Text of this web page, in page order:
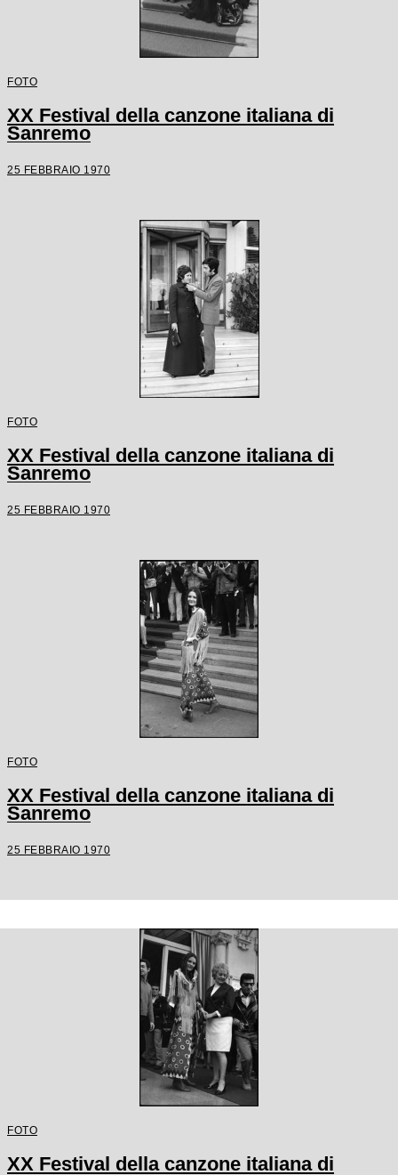
FOTO
XX Festival della canzone italiana di
Sanremo
25 FEBBRAIO 1970
FOTO
XX Festival della canzone italiana di
Sanremo
25 FEBBRAIO 1970
FOTO
XX Festival della canzone italiana di
Sanremo
25 FEBBRAIO 1970
FOTO
XX Festival della canzone italiana di